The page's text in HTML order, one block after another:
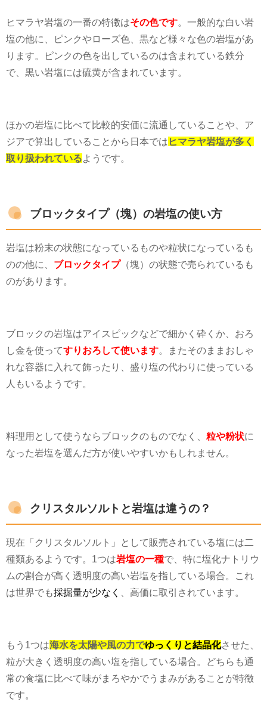
ヒマラヤ岩塩の一番の特徴はその色です。一般的な白い岩
塩の他に、ピンクやローズ色、黒など様々な色の岩塩があ
ります。ピンクの色を出しているのは含まれている鉄分
で、黒い岩塩には硫黄が含まれています。
ほかの岩塩に比べて比較的安価に流通していることや、ア
ジアで算出していることから日本では ヒマラヤ岩塩が多く
取り扱われているようです。
ブロックタイプ（塊）の岩塩の使い方
岩塩は粉末の状態になっているものや粒状になっているも
のの他に、 ブロックタイプ（塊）の状態で売られているも
のがあります。
ブロックの岩塩はアイスピックなどで細かく砕くか、おろ
し金を使ってすりおろして使います。またそのままおしゃ
れな容器に入れて飾ったり、盛り塩の代わりに使っている
人もいるようです。
料理用として使うならブロックのものでなく、 粒や粉状に
なった岩塩を選んだ方が使いやすいかもしれません。
クリスタルソルトと岩塩は違うの？
現在「クリスタルソルト」として販売されている塩には二
種類あるようです。 1 つは岩塩の一種で、特に塩化ナトリウ
ムの割合が高く透明度の高い岩塩を指している場合。これ
は世界でも採掘量が少なく 、高価に取引されています。
もう 1 つは海水を太陽や風の力でゆっくりと結晶化させた、
粒が大きく透明度の高い塩を指している場合。どちらも通
常の食塩に比べて味がまろやかでうまみがあることが特徴
です。